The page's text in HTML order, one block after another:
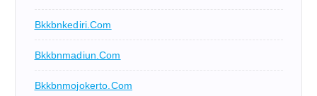
Bkkbnkediri.com
Bkkbnmadiun.com
Bkkbnmojokerto.com